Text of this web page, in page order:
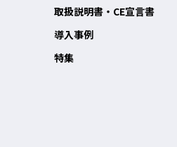
取扱説明書・CE宣言書
導入事例
特集